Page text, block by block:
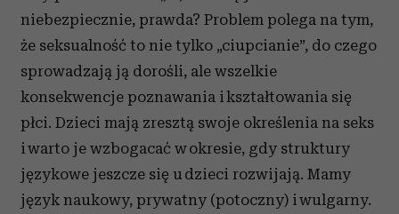
niebezpiecznie, prawda? Problem polega na tym,
że seksualność to nie tylko „ciupcianie”, do czego
sprowadzają ją dorośli, ale wszelkie
konsekwencje poznawania i kształtowania się
płci. Dzieci mają zresztą swoje określenia na seks
i warto je wzbogacać w okresie, gdy struktury
językowe jeszcze się u dzieci rozwijają. Mamy
język naukowy, prywatny (potoczny) i wulgarny.